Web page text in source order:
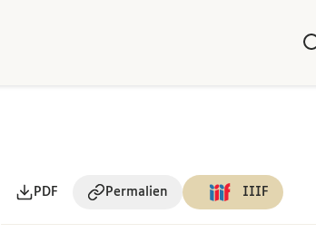
PDF Permalien IIIF